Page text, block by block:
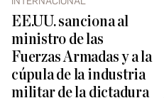
EE.UU. sanciona al
ministro de las
Fuerzas Armadas y a la
cúpula de la industria
militar de la dictadura